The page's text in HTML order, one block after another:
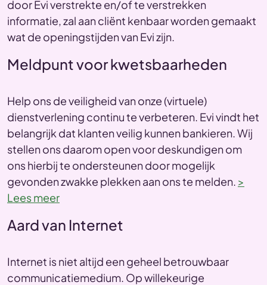
door Evi verstrekte en/of te verstrekken
informatie, zal aan cliënt kenbaar worden gemaakt
wat de openingstijden van Evi zijn.
Meldpunt voor kwetsbaarheden
Help ons de veiligheid van onze (virtuele)
dienstverlening continu te verbeteren. Evi vindt het
belangrijk dat klanten veilig kunnen bankieren. Wij
stellen ons daarom open voor deskundigen om
ons hierbij te ondersteunen door mogelijk
gevonden zwakke plekken aan ons te melden. >
Lees meer
Aard van Internet
Internet is niet altijd een geheel betrouwbaar
communicatiemedium. Op willekeurige